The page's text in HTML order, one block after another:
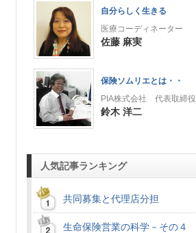
自分らしく生きる
医療コーディネーター
佐藤 麻実
保険ソムリエとは・・
PIA株式会社 代表取締役
鈴木 洋二
人気記事ランキング
共同募集と代理店分担
生命保険営業の科学－その４